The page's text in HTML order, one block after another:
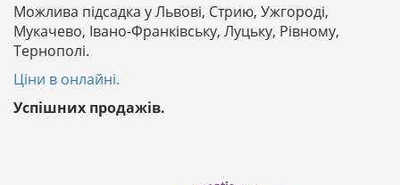
Можлива підсадка у Львові, Стрию, Ужгороді,
Мукачево, Івано-Франківську, Луцьку, Рівному,
Тернополі.
Ціни в онлайні.
Успішних продажів.